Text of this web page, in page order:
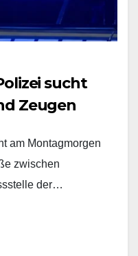
sucht
Zeugen
am Montagmorgen
zwischen
der…